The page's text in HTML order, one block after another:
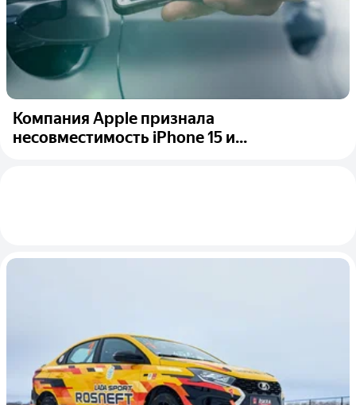
Компания Apple признала
несовместимость iPhone 15 и...